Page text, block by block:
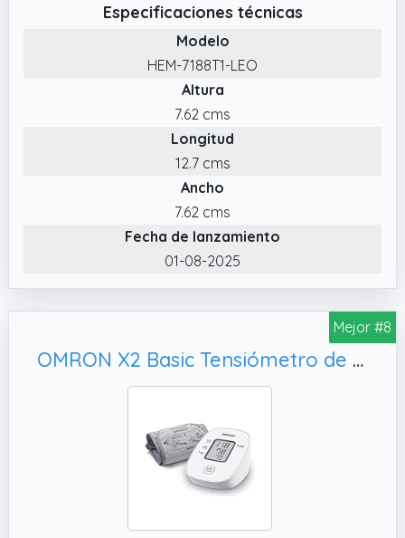
la tensión arterial cumple con los últimos
protocolos de validación de la Sociedad
Europea de Hipertensión y es apto para el
✔️ CONTENIDO DE ENVÍO: 1 Monitor de
presión arterial OMRON X2+Connect con
brazalete de 2242 cm, 4 pilas AA, manual de
instrucciones; descarga la aplicación
OMRON connect para acceder fácilmente a
las lecturas y los promedios
✔️ MEMORIA PARA HASTA 30 LECTURAS: La
el seguimiento de la evolución de la tensión
✔️ DETECCIÓN DE LATIDO IRREGULAR E
hipertensión y ayuda a identificar posibles
irregularidades cardíacas
Especificaciones técnicas
Modelo
HEM-7188T1-LEO
Altura
7.62 cms
Longitud
12.7 cms
Ancho
7.62 cms
Fecha de lanzamiento
01-08-2025
Mejor #8
OMRON X2 Basic Tensiómetro de Brazo digital, aparato de tensión arterial validado clínicamente